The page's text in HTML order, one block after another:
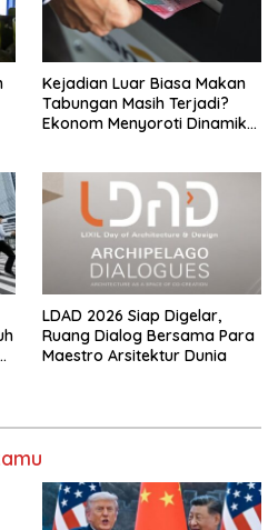
Kejadian Luar Biasa Makan
Tabungan Masih Terjadi?
Ekonom Menyoroti Dinamika
LDAD 2026 Siap Digelar,
Ruang Dialog Bersama Para
Maestro Arsitektur Dunia